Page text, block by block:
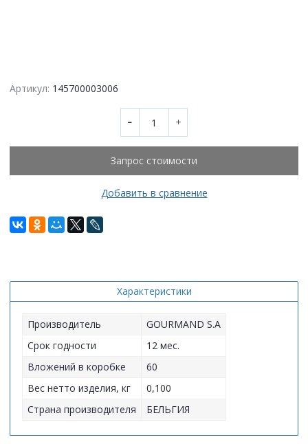
Артикул: 145700003006
Запрос стоимости
Добавить в сравнение
Характеристики
Производитель
GOURMAND S.A
Срок годности
12 мес.
Вложений в коробке
60
Вес нетто изделия, кг
0,100
Страна производителя
БЕЛЬГИЯ